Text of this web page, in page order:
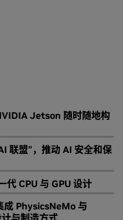
Jetson 随时随地构
联盟”，推动 AI 安全和保
代 CPU 与 GPU 设计
PhysicsNeMo 与
与制造方式